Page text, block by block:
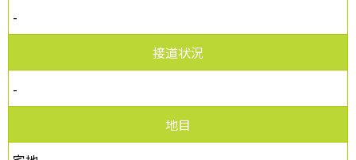
-
接道状況
-
地目